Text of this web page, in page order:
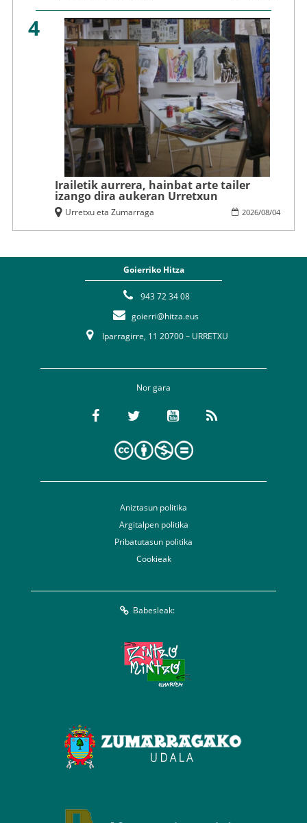
4
Irailetik aurrera, hainbat arte tailer
izango dira aukeran Urretxun
2026/08/04
Urretxu eta Zumarraga
Goierriko Hitza
943 72 34 08
goierri@hitza.eus
Iparragirre, 11 20700 – URRETXU
Nor gara
Aniztasun politika
Argitalpen politika
Pribatutasun politika
Cookieak
Babesleak: